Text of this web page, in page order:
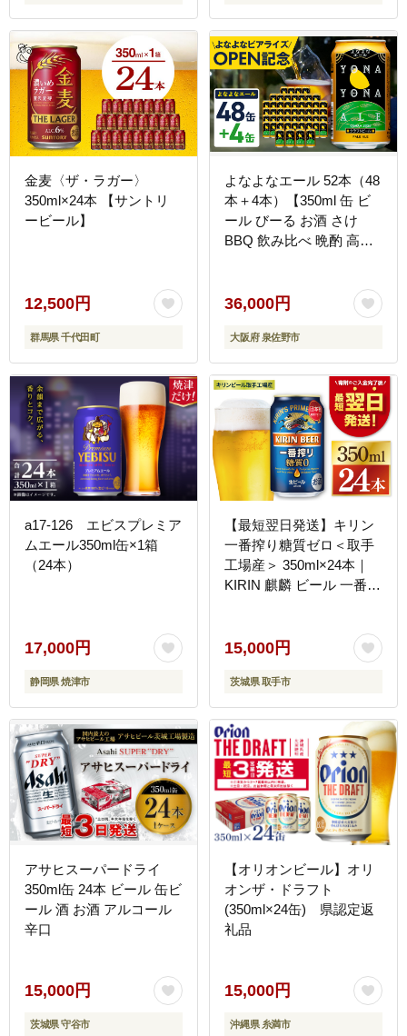
金麦〈ザ・ラガー〉
350ml×24本 【サントリ
ービール】
12,500円
群馬県 千代田町
よなよなエール 52本（48
本＋4本）【350ml 缶 ビ
ール びーる お酒 さけ
BBQ 飲み比べ 晩酌 高評
G3895-1
36,000円
大阪府 泉佐野市
a17-126 エビスプレミア
ムエール350ml缶×1箱
（24本）
17,000円
静岡県 焼津市
【最短翌日発送】キリン
一番搾り糖質ゼロ＜取手
工場産＞ 350ml×24本｜
KIRIN 麒麟 ビール 一番搾
（ZC003-1）
15,000円
茨城県 取手市
アサヒスーパードライ
350ml缶 24本 ビール 缶ビ
ール 酒 お酒 アルコール
辛口
15,000円
茨城県 守谷市
【オリオンビール】オリ
オンザ・ドラフト
(350ml×24缶) 県認定返
礼品
15,000円
沖縄県 糸満市